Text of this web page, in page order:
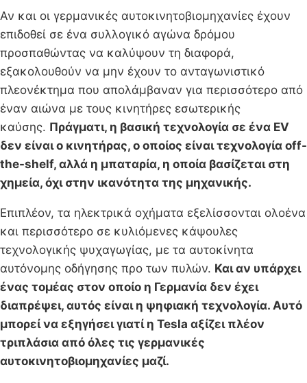
Αν και οι γερμανικές αυτοκινητοβιομηχανίες έχουν
επιδοθεί σε ένα συλλογικό αγώνα δρόμου
προσπαθώντας να καλύψουν τη διαφορά,
εξακολουθούν να μην έχουν το ανταγωνιστικό
πλεονέκτημα που απολάμβαναν για περισσότερο από
έναν αιώνα με τους κινητήρες εσωτερικής
καύσης. Πράγματι, η βασική τεχνολογία σε ένα EV
δεν είναι ο κινητήρας, ο οποίος είναι τεχνολογία off-
the-shelf, αλλά η μπαταρία, η οποία βασίζεται στη
χημεία, όχι στην ικανότητα της μηχανικής.
Επιπλέον, τα ηλεκτρικά οχήματα εξελίσσονται ολοένα
και περισσότερο σε κυλιόμενες κάψουλες
τεχνολογικής ψυχαγωγίας, με τα αυτοκίνητα
αυτόνομης οδήγησης προ των πυλών. Και αν υπάρχει
ένας τομέας στον οποίο η Γερμανία δεν έχει
διαπρέψει, αυτός είναι η ψηφιακή τεχνολογία. Αυτό
μπορεί να εξηγήσει γιατί η Tesla αξίζει πλέον
τριπλάσια από όλες τις γερμανικές
αυτοκινητοβιομηχανίες μαζί.